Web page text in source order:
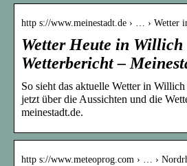
http s://www.meinestadt.de › … › Wetter
Wetter Heute in
Wetterbericht –
So sieht das aktuelle Wetter in
jetzt über die Aussichten und die
meinestadt.de.
http s://www.meteoprog.com › … ›